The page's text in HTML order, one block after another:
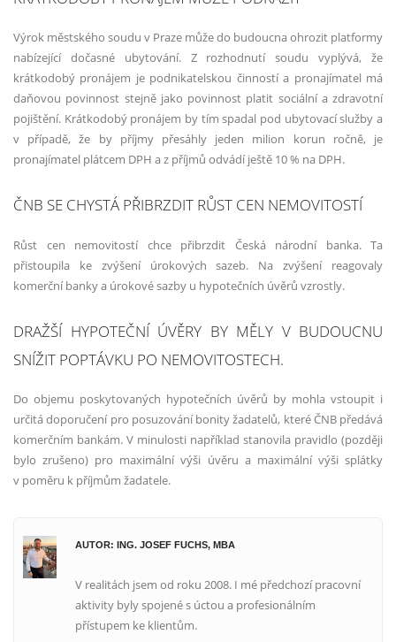
Výrok městského soudu v Praze může do budoucna ohrozit platformy
nabízející dočasné ubytování. Z rozhodnutí soudu vyplývá, že
krátkodobý pronájem je podnikatelskou činností a pronajímatel má
daňovou povinnost stejně jako povinnost platit sociální a zdravotní
pojištění. Krátkodobý pronájem by tím spadal pod ubytovací služby a
v případě, že by příjmy přesáhly jeden milion korun ročně, je
pronajímatel plátcem DPH a z příjmů odvádí ještě 10 % na DPH.
ČNB SE CHYSTÁ PŘIBRZDIT RŮST CEN NEMOVITOSTÍ
Růst cen nemovitostí chce přibrzdit Česká národní banka. Ta
přistoupila ke zvýšení úrokových sazeb. Na zvýšení reagovaly
komerční banky a úrokové sazby u hypotečních úvěrů vzrostly.
DRAŽŠÍ HYPOTEČNÍ ÚVĚRY BY MĚLY V BUDOUCNU
SNÍŽIT POPTÁVKU PO NEMOVITOSTECH.
Do objemu poskytovaných hypotečních úvěrů by mohla vstoupit i
určitá doporučení pro posuzování bonity žadatelů, které ČNB předává
komerčním bankám. V minulosti například stanovila pravidlo (později
bylo zrušeno) pro maximální výši úvěru a maximální výši splátky
v poměru k příjmům žadatele.
AUTOR: ING. JOSEF FUCHS, MBA
V realitách jsem od roku 2008. I mé předchozí pracovní
aktivity byly spojené s úctou a profesionálním
přístupem ke klientům.